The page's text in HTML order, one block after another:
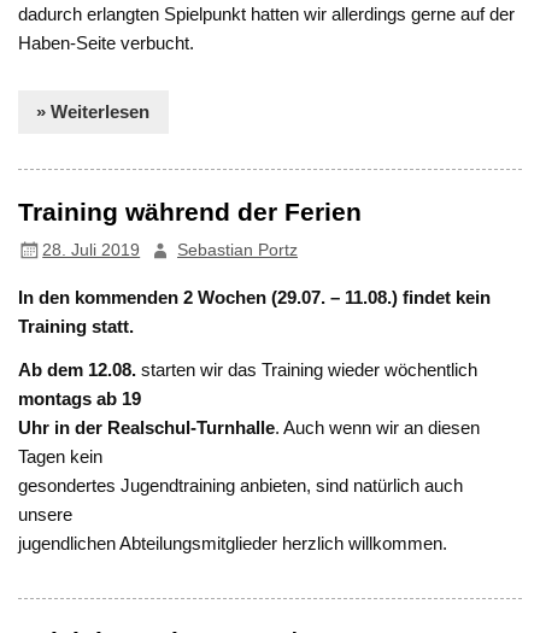
dadurch erlangten Spielpunkt hatten wir allerdings gerne auf der
Haben-Seite verbucht.
» Weiterlesen
Training während der Ferien
28. Juli 2019 Sebastian Portz
In den kommenden 2 Wochen (29.07. – 11.08.) findet kein
Training statt.
Ab dem 12.08. starten wir das Training wieder wöchentlich
montags ab 19
Uhr in der Realschul-Turnhalle. Auch wenn wir an diesen
Tagen kein
gesondertes Jugendtraining anbieten, sind natürlich auch
unsere
jugendlichen Abteilungsmitglieder herzlich willkommen.